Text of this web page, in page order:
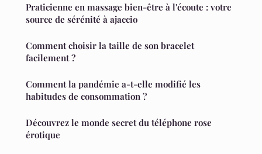
Praticienne en massage bien-être à l'écoute : votre
source de sérénité à ajaccio
Comment choisir la taille de son bracelet
facilement ?
Comment la pandémie a-t-elle modifié les
habitudes de consommation ?
Découvrez le monde secret du téléphone rose
érotique